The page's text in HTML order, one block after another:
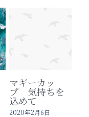
マギーカッ
プ 気持ちを
込めて
2020年2月6日